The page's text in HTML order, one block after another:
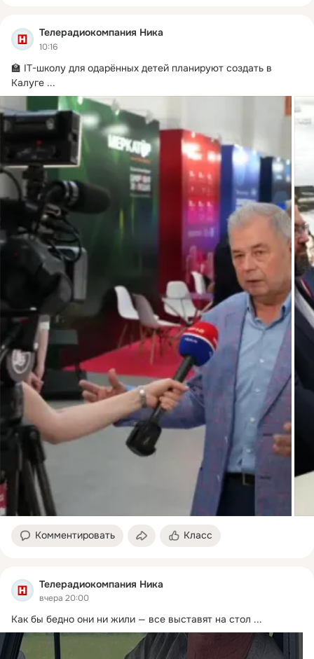
Телерадиокомпания Ника
10:16
🏫 IT-школу для одарённых детей планируют создать в
Калуге ...
Комментировать Класс
Телерадиокомпания Ника
вчера 20:00
Как бы бедно они ни жили — все выставят на стол ...